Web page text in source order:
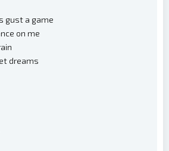
gust a game
on me
dreams